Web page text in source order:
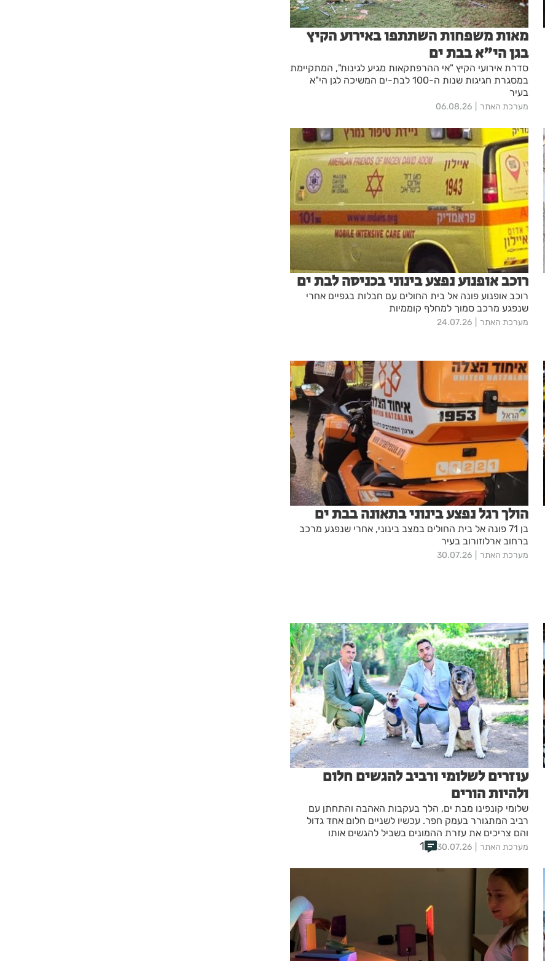
מאות משפחות השתתפו באירוע הקיץ
בגן הי"א בבת ים
סדרת אירועי הקיץ "אי ההרפתקאות מגיע לגינות", המתקיימת
במסגרת חגיגות שנות ה-100 לבת-ים המשיכה לגן הי"א
בעיר
מערכת האתר 06.08.26
רוכב אופנוע נפצע בינוני בכניסה לבת ים
רוכב אופנוע פונה אל בית החולים עם חבלות בגפיים אחרי
שנפגע מרכב סמוך למחלף קוממיות
מערכת האתר 24.07.26
הולך רגל נפצע בינוני בתאונה בבת ים
בן 71 פונה אל בית החולים במצב בינוני, אחרי שנפגע מרכב
ברחוב ארלוזורוב בעיר
מערכת האתר 30.07.26
עוזרים לשלומי ורביב להגשים חלום
ולהיות הורים
שלומי קונפינו מבת ים, הלך בעקבות האהבה והתחתן עם
רביב המתגורר בעמק חפר. עכשיו לשניים חלום אחד גדול
והם צריכים את עזרת ההמונים בשביל להגשים אותו
מערכת האתר 30.07.26
1